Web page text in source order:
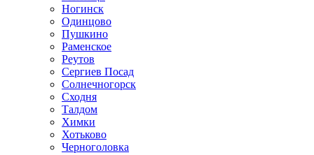
Ногинск
Одинцово
Пушкино
Раменское
Реутов
Сергиев Посад
Солнечногорск
Сходня
Талдом
Химки
Хотьково
Черноголовка